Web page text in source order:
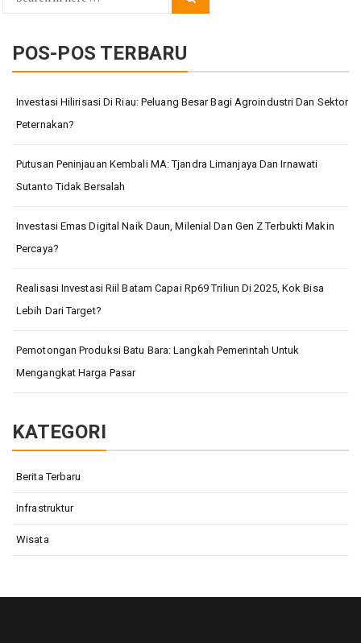
Search
POS-POS TERBARU
Investasi Hilirisasi Di Riau: Peluang Besar Bagi Agroindustri Dan Sektor
Peternakan?
Putusan Peninjauan Kembali MA: Tjandra Limanjaya Dan Irnawati
Sutanto Tidak Bersalah
Investasi Emas Digital Naik Daun, Milenial Dan Gen Z Terbukti Makin
Percaya?
Realisasi Investasi Riil Batam Capai Rp69 Triliun Di 2025, Kok Bisa
Lebih Dari Target?
Pemotongan Produksi Batu Bara: Langkah Pemerintah Untuk
Mengangkat Harga Pasar
KATEGORI
Berita Terbaru
Infrastruktur
Wisata